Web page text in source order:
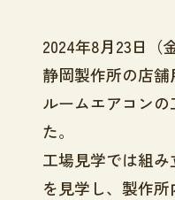
2024年8月23日（
静岡製作所の店舗
ルームエアコン
た。
工場見学では組
を見学し、製作